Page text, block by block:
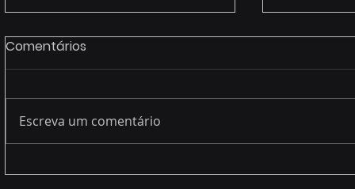
Legacy systems (end of
A nova
Comentários
Escreva um comentário